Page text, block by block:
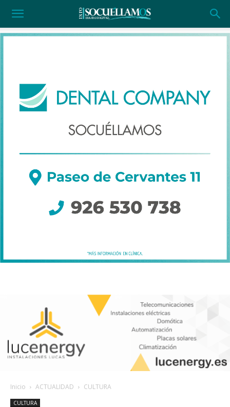
Inicio ACTUALIDAD CULTURA
CULTURA